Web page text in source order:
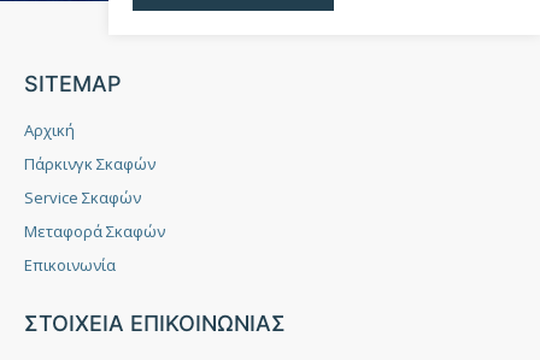
SITEMAP
Αρχική
Πάρκινγκ Σκαφών
Service Σκαφών
Μεταφορά Σκαφών
Επικοινωνία
ΣΤΟΙΧΕΙΑ ΕΠΙΚΟΙΝΩΝΙΑΣ